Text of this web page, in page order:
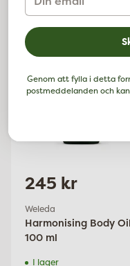
email
Genom att fylla i detta
postmeddelanden och
Antal
245 kr
Weleda
Harmonising Body
100 ml
I lager